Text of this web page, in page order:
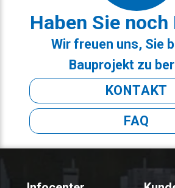
Haben Sie noch
Wir freuen uns, Sie
Bauprojekt zu
KONTAKT
FAQ